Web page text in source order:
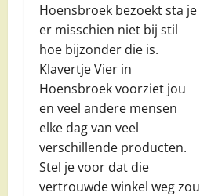
Hoensbroek bezoekt sta je
er misschien niet bij stil
hoe bijzonder die is.
Klavertje Vier in
Hoensbroek voorziet jou
en veel andere mensen
elke dag van veel
verschillende producten.
Stel je voor dat die
vertrouwde winkel weg zou